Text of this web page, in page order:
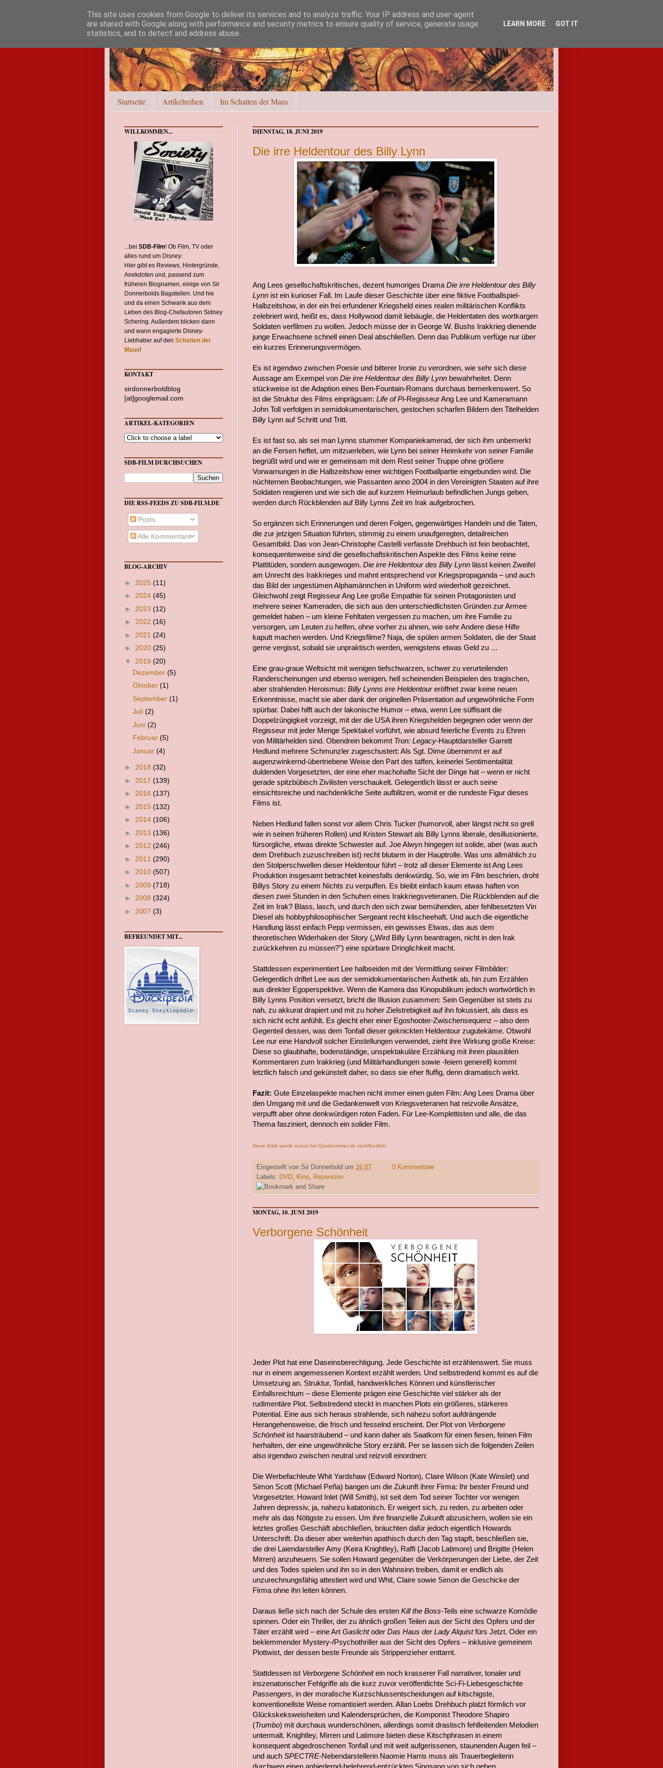
Startseite Artikelreihen Im Schatten der Maus
DIENSTAG, 18. JUNI 2019
Die irre Heldentour des Billy Lynn
Ang Lees gesellschaftskritisches, dezent humoriges Drama Die irre Heldentour des Billy
Lynn ist ein kurioser Fall. Im Laufe dieser Geschichte über eine fiktive Footballspiel-
Halbzeitshow, in der ein frei erfundener Kriegsheld eines realen militärischen Konflikts
zelebriert wird, heißt es, dass Hollywood damit liebäugle, die Heldentaten des wortkargen
Soldaten verfilmen zu wollen. Jedoch müsse der in George W. Bushs Irakkrieg dienende
junge Erwachsene schnell einen Deal abschließen. Denn das Publikum verfüge nur über
ein kurzes Erinnerungsvermögen.
Es ist irgendwo zwischen Poesie und bitterer Ironie zu verordnen, wie sehr sich diese
Aussage am Exempel von Die irre Heldentour des Billy Lynn bewahrheitet. Denn
stückweise ist die Adaption eines Ben-Fountain-Romans durchaus bemerkenswert. So
ist die Struktur des Films einprägsam: Life of Pi-Regisseur Ang Lee und Kameramann
John Toll verfolgen in semidokumentarischen, gestochen scharfen Bildern den Titelhelden
Billy Lynn auf Schritt und Tritt.
Es ist fast so, als sei man Lynns stummer Kompaniekamerad, der sich ihm unbemerkt
an die Fersen heftet, um mitzuerleben, wie Lynn bei seiner Heimkehr von seiner Familie
begrüßt wird und wie er gemeinsam mit dem Rest seiner Truppe ohne größere
Vorwarnungen in die Halbzeitshow einer wichtigen Footballpartie eingebunden wird. Die
nüchternen Beobachtungen, wie Passanten anno 2004 in den Vereinigten Staaten auf ihre
Soldaten reagieren und wie sich die auf kurzem Heimurlaub befindlichen Jungs geben,
werden durch Rückblenden auf Billy Lynns Zeit im Irak aufgebrochen.
So ergänzen sich Erinnerungen und deren Folgen, gegenwärtiges Handeln und die Taten,
die zur jetzigen Situation führten, stimmig zu einem unaufgeregten, detailreichen
Gesamtbild. Das von Jean-Christophe Castelli verfasste Drehbuch ist fein beobachtet,
konsequenterweise sind die gesellschaftskritischen Aspekte des Films keine reine
Plattitüden, sondern ausgewogen. Die irre Heldentour des Billy Lynn lässt keinen Zweifel
am Unrecht des Irakkrieges und mahnt entsprechend vor Kriegspropaganda – und auch
das Bild der ungestümen Alphamännchen in Uniform wird wiederholt gezeichnet.
Gleichwohl zeigt Regisseur Ang Lee große Empathie für seinen Protagonisten und
mehrere seiner Kameraden, die sich aus den unterschiedlichsten Gründen zur Armee
gemeldet haben – um kleine Fehltaten vergessen zu machen, um ihre Familie zu
versorgen, um Leuten zu helfen, ohne vorher zu ahnen, wie sehr Andere diese Hilfe
kaputt machen werden. Und Kriegsfilme? Naja, die spülen armen Soldaten, die der Staat
gerne vergisst, sobald sie unpraktisch werden, wenigstens etwas Geld zu …
Eine grau-graue Weltsicht mit wenigen tiefschwarzen, schwer zu verurteilenden
Randerscheinungen und ebenso wenigen, hell scheinenden Beispielen des tragischen,
aber strahlenden Heroismus: Billy Lynns irre Heldentoureröffnet zwar keine neuen
Erkenntnisse, macht sie aber dank der originellen Präsentation auf ungewöhnliche Form
spürbar. Dabei hilft auch der lakonische Humor – etwa, wenn Lee süffisant die
Doppelzüngigkeit vorzeigt, mit der die USA ihren Kriegshelden begegnen oder wenn der
Regisseur mit jeder Menge Spektakel vorführt, wie absurd feierliche Events zu Ehren
von Militärhelden sind. Obendrein bekommt Tron: Legacy-Hauptdarsteller Garrett
Hedlund mehrere Schmunzler zugeschustert: Als Sgt. Dime übernimmt er auf
augenzwinkernd-übertriebene Weise den Part des taffen, keinerlei Sentimentalität
duldenden Vorgesetzten, der eine eher machohafte Sicht der Dinge hat – wenn er nicht
gerade spitzbübisch Zivilisten verschaukelt. Gelegentlich lässt er auch seine
einsichtsreiche und nachdenkliche Seite aufblitzen, womit er die rundeste Figur dieses
Films ist.
Neben Hedlund fallen sonst vor allem Chris Tucker (humorvoll, aber längst nicht so grell
wie in seinen früheren Rollen) und Kristen Stewart als Billy Lynns liberale, desillusionierte,
fürsorgliche, etwas direkte Schwester auf. Joe Alwyn hingegen ist solide, aber (was auch
dem Drehbuch zuzuschreiben ist) recht blutarm in der Hauptrolle. Was uns allmählich zu
den Stolperschwellen dieser Heldentour führt – trotz all dieser Elemente ist Ang Lees
Produktion insgesamt betrachtet keinesfalls denkwürdig. So, wie im Film beschrien, droht
Billys Story zu einem Nichts zu verpuffen. Es bleibt einfach kaum etwas haften von
diesen zwei Stunden in den Schuhen eines Irakkriegsveteranen. Die Rückblenden auf die
Zeit im Irak? Blass, lasch, und durch den sich zwar bemühenden, aber fehlbesetzten Vin
Diesel als hobbyphilosophischer Sergeant recht klischeehaft. Und auch die eigentliche
Handlung lässt einfach Pepp vermissen, ein gewisses Etwas, das aus dem
theoretischen Widerhaken der Story („Wird Billy Lynn beantragen, nicht in den Irak
zurückkehren zu müssen?") eine spürbare Dringlichkeit macht.
Stattdessen experimentiert Lee halbseiden mit der Vermittlung seiner Filmbilder:
Gelegentlich driftet Lee aus der semidokumentarischen Ästhetik ab, hin zum Erzählen
aus direkter Egoperspektive. Wenn die Kamera das Kinopublikum jedoch wortwörtlich in
Billy Lynns Position versetzt, bricht die Illusion zusammen: Sein Gegenüber ist stets zu
nah, zu akkurat drapiert und mit zu hoher Zielstrebigkeit auf ihn fokussiert, als dass es
sich nicht echt anfühlt. Es gleicht eher einer Egoshooter-Zwischensequenz – also dem
Gegenteil dessen, was dem Tonfall dieser geknickten Heldentour zugutekäme. Obwohl
Lee nur eine Handvoll solcher Einstellungen verwendet, zieht ihre Wirkung große Kreise:
Diese so glaubhafte, bodenständige, unspektakuläre Erzählung mit ihren plausiblen
Kommentaren zum Irakkrieg (und Militärhandlungen sowie -feiern generell) kommt
letztlich falsch und gekünstelt daher, so dass sie eher fluffig, denn dramatisch wirkt.
Fazit: Gute Einzelaspekte machen nicht immer einen guten Film: Ang Lees Drama über
den Umgang mit und die Gedankenwelt von Kriegsveteranen hat reizvolle Ansätze,
verpufft aber ohne denkwürdigen roten Faden. Für Lee-Komplettisten und alle, die das
Thema fasziniert, dennoch ein solider Film.
Diese Kritik wurde zuerst bei Quotenmeter.de veröffentlicht
Eingestellt von Sir Donnerbold um 16:07
0 Kommentare
Labels: DVD, Kino, Rezension
MONTAG, 10. JUNI 2019
Verborgene Schönheit
Jeder Plot hat eine Daseinsberechtigung. Jede Geschichte ist erzählenswert. Sie muss
nur in einem angemessenen Kontext erzählt werden. Und selbstredend kommt es auf die
Umsetzung an. Struktur, Tonfall, handwerkliches Können und künstlerischer
Einfallsreichtum – diese Elemente prägen eine Geschichte viel stärker als der
rudimentäre Plot. Selbstredend steckt in manchen Plots ein größeres, stärkeres
Potential. Eine aus sich heraus strahlende, sich nahezu sofort aufdrängende
Herangehensweise, die frisch und fesselnd erscheint. Der Plot von Verborgene
Schönheitist haarsträubend – und kann daher als Saatkorn für einen fiesen, feinen Film
herhalten, der eine ungewöhnliche Story erzählt. Per se lassen sich die folgenden Zeilen
also irgendwo zwischen neutral und reizvoll einordnen:
Die Werbefachleute Whit Yardshaw (Edward Norton), Claire Wilson (Kate Winslet) und
Simon Scott (Michael Peña) bangen um die Zukunft ihrer Firma: Ihr bester Freund und
Vorgesetzter, Howard Inlet (Will Smith), ist seit dem Tod seiner Tochter vor wenigen
Jahren depressiv, ja, nahezu katatonisch. Er weigert sich, zu reden, zu arbeiten oder
mehr als das Nötigste zu essen. Um ihre finanzielle Zukunft abzusichern, wollen sie ein
letztes großes Geschäft abschließen, bräuchten dafür jedoch eigentlich Howards
Unterschrift. Da dieser aber weiterhin apathisch durch den Tag stapft, beschließen sie,
die drei Laiendarsteller Amy (Keira Knightley), Raffi (Jacob Latimore) und Brigitte (Helen
Mirren) anzuheuern. Sie sollen Howard gegenüber die Verkörperungen der Liebe, der Zeit
und des Todes spielen und ihn so in den Wahnsinn treiben, damit er endlich als
unzurechnungsfähig attestiert wird und Whit, Claire sowie Simon die Geschicke der
Firma ohne ihn leiten können.
Daraus ließe sich nach der Schule des ersten Kill the Boss-Teils eine schwarze Komödie
spinnen. Oder ein Thriller, der zu ähnlich großen Teilen aus der Sicht des Opfers und der
Täter erzählt wird – eine Art Gaslichtoder Das Haus der Lady Alquistfürs Jetzt. Oder ein
beklemmender Mystery-/Psychothriller aus der Sicht des Opfers – inklusive gemeinem
Plottwist, der dessen beste Freunde als Strippenzieher enttarnt.
Stattdessen ist Verborgene Schönheitein noch krasserer Fall narrativer, tonaler und
inszenatorischer Fehlgriffe als die kurz zuvor veröffentlichte Sci-Fi-Liebesgeschichte
Passengers, in der moralische Kurzschlussentscheidungen auf kitschigste,
konventionellste Weise romantisiert werden. Allan Loebs Drehbuch platzt förmlich vor
Glückskeksweisheiten und Kalendersprüchen, die Komponist Theodore Shapiro
(Trumbo) mit durchaus wunderschönen, allerdings somit drastisch fehlleitenden Melodien
untermalt. Knightley, Mirren und Latimore bieten diese Kitschphrasen in einem
konsequent abgedroschenen Tonfall und mit weit aufgerissenen, staunenden Augen feil –
und auch SPECTRE-Nebendarstellerin Naomie Harris muss als Trauerbegleiterin
WILLKOMMEN...
...bei SDB-Film! Ob Film, TV oder
alles rund um Disney:
Hier gibt es Reviews, Hintergründe,
Anekdoten und, passend zum
früheren Blognamen, einige von Sir
Donnerbolds Bagatellen. Und hie
und da einen Schwank aus dem
Leben des Blog-Chefautoren Sidney
Schering. Außerdem blicken dann
und wann engagierte Disney-
Liebhaber auf den Schatten der
Maus!
KONTAKT
sirdonnerboldblog
[at]googlemail.com
ARTIKEL-KATEGORIEN
SDB-FILM DURCHSUCHEN
DIE RSS-FEEDS ZU SDB-FILM.DE
Posts
Alle Kommentare
BLOG-ARCHIV
► 2025 (11)
► 2024 (45)
► 2023 (12)
► 2022 (16)
► 2021 (24)
► 2020 (25)
▼ 2019 (20)
Dezember (5)
Oktober (1)
September (1)
Juli (2)
Juni (2)
Februar (5)
Januar (4)
► 2018 (32)
► 2017 (139)
► 2016 (137)
► 2015 (132)
► 2014 (106)
► 2013 (136)
► 2012 (246)
► 2011 (290)
► 2010 (507)
► 2009 (718)
► 2008 (324)
► 2007 (3)
BEFREUNDET MIT...
This site uses cookies from Google to deliver its services and to analyze traffic. Your IP address and user-agent
are shared with Google along with performance and security metrics to ensure quality of service, generate usage
statistics, and to detect and address abuse.
LEARN MORE GOT IT